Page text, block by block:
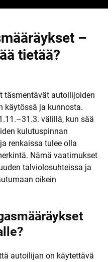
–
tietää?
täsmentävät autoilijoiden
käytössä ja kunnosta.
välillä, kun sää
kulutuspinnan
renkaissa tulee olla
Nämä vaatimukset
talviolosuhteissa ja
oikein
autoilijan on käytettävä